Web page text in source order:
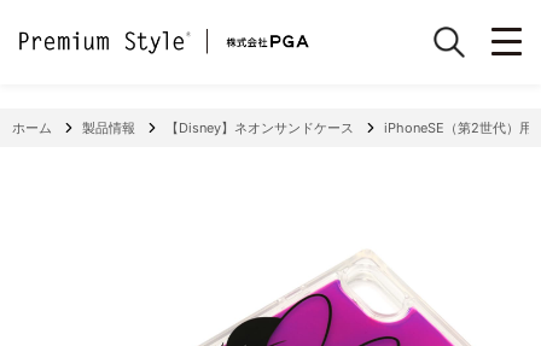
ホーム 製品情報 【Disney】ネオンサンドケース iPhoneSE（第2世代）用